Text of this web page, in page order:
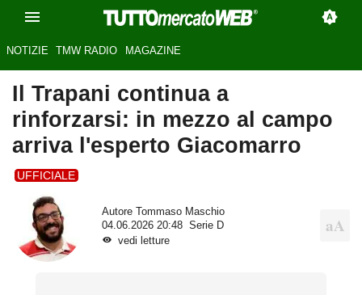
NOTIZIE TMW RADIO MAGAZINE
Il Trapani continua a
rinforzarsi: in mezzo al campo
arriva l'esperto Giacomarro
UFFICIALE
Autore
Tommaso Maschio
04.06.2026 20:48
Serie D
vedi letture